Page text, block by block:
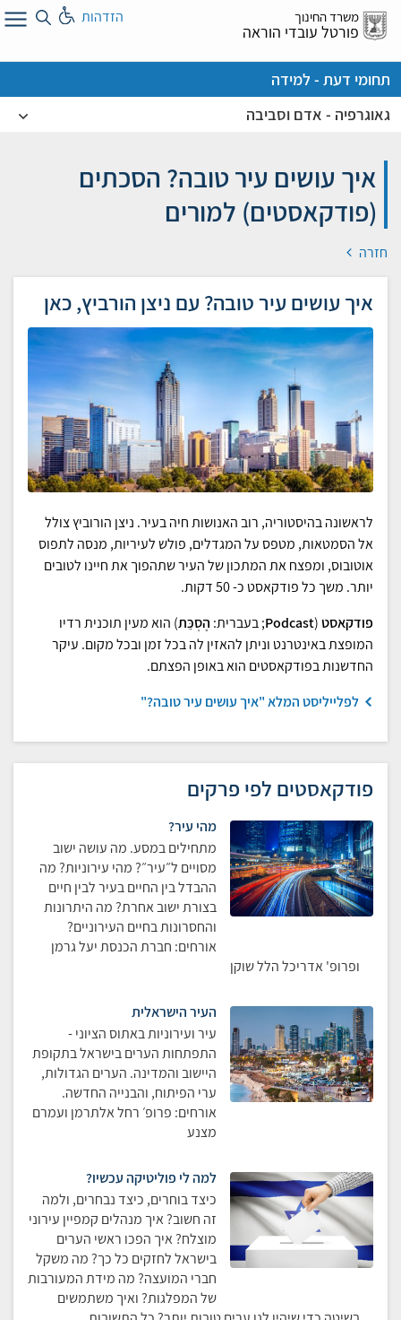
דלג
אל
משרד החינוך
פורטל עובדי הוראה
הזדהות
תחומי דעת - למידה
גאוגרפיה - אדם וסביבה
איך עושים עיר טובה? הסכתים
(פודקאסטים) למורים
חזרה
איך עושים עיר טובה? עם ניצן הורביץ, כאן
לראשונה בהיסטוריה, רוב האנושות חיה בעיר. ניצן הורוביץ צולל
אל הסמטאות, מטפס על המגדלים, פולש לעיריות, מנסה לתפוס
אוטובוס, ומפצח את המתכון של העיר שתהפוך את חיינו לטובים
יותר. משך כל פודקאסט כ- 50 דקות.
פודקאסט(
Podcast; בעברית: הֶסְכֵּת) הוא מעין תוכנית רדיו
המופצת באינטרנט וניתן להאזין לה בכל זמן ובכל מקום. עיקר
החדשנות בפודקאסטים הוא באופן הפצתם.
לפלייליסט המלא "איך עושים עיר טובה?"
פודקאסטים לפי פרקים
מהי עיר?
מתחילים במסע. מה עושה ישוב
מסויים ל״עיר״? מהי עירוניות? מה
ההבדל בין החיים בעיר לבין חיים
בצורת ישוב אחרת? מה היתרונות
והחסרונות בחיים העירוניים?
אורחים: חברת הכנסת יעל גרמן
ופרופ' אדריכל הלל שוקן
העיר הישראלית
עיר ועירוניות באתוס הציוני -
התפתחות הערים בישראל בתקופת
היישוב והמדינה. הערים הגדולות,
ערי הפיתוח, והבנייה החדשה.
אורחים: פרופ׳ רחל אלתרמן ועמרם
מצנע
למה לי פוליטיקה עכשיו?
כיצד בוחרים, כיצד נבחרים, ולמה
זה חשוב? איך מנהלים קמפיין עירוני
מוצלח? איך הפכו ראשי הערים
בישראל לחזקים כל כך? מה משקל
חברי המועצה? מה מידת המעורבות
של המפלגות? ואיך משתמשים